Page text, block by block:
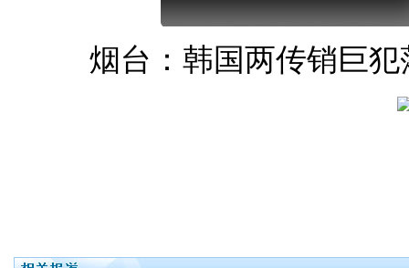
烟台：韩国两传销巨犯